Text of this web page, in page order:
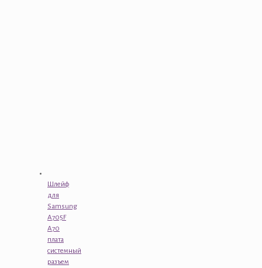
Шлейф
для
Samsung
A705F
A70
плата
системный
разъем